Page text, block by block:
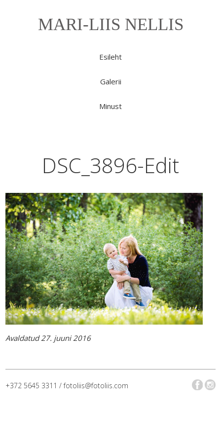
MARI-LIIS NELLIS
Esileht
Galerii
Minust
DSC_3896-Edit
Avaldatud 27. juuni 2016
+372 5645 3311 / fotoliis@fotoliis.com